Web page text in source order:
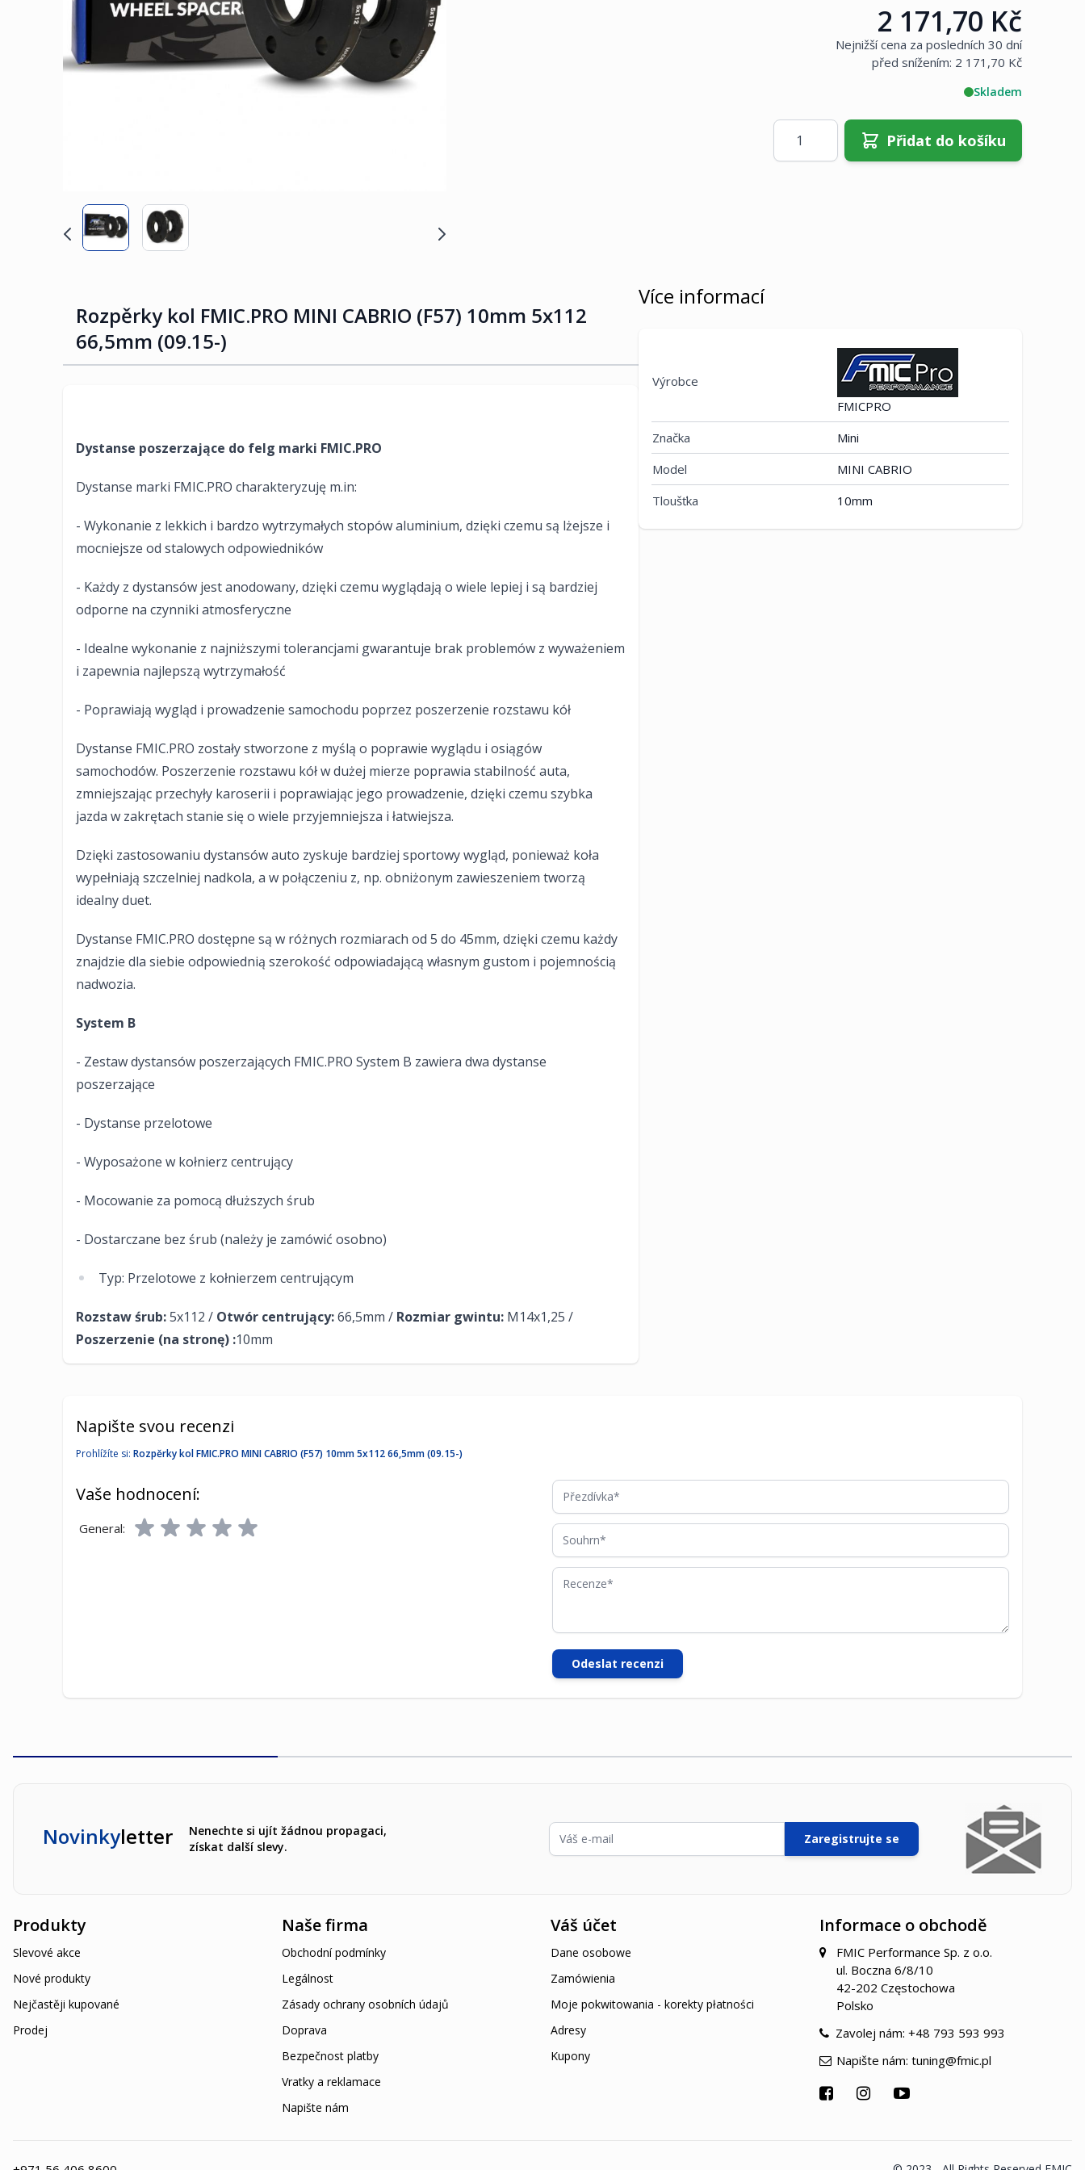
Cena:
2 171,70 Kč
Nejnižší cena za posledních 30 dní
před snížením: 2 171,70 Kč
Skladem
Množství
Přidat do košíku
Rozpěrky kol FMIC.PRO MINI CABRIO (F57) 10mm 5x112
66,5mm (09.15-)
Dystanse poszerzające do felg marki FMIC.PRO
Dystanse marki FMIC.PRO charakteryzuję m.in:
- Wykonanie z lekkich i bardzo wytrzymałych stopów aluminium, dzięki czemu są lżejsze i
mocniejsze od stalowych odpowiedników
- Każdy z dystansów jest anodowany, dzięki czemu wyglądają o wiele lepiej i są bardziej
odporne na czynniki atmosferyczne
- Idealne wykonanie z najniższymi tolerancjami gwarantuje brak problemów z wyważeniem
i zapewnia najlepszą wytrzymałość
- Poprawiają wygląd i prowadzenie samochodu poprzez poszerzenie rozstawu kół
Dystanse FMIC.PRO zostały stworzone z myślą o poprawie wyglądu i osiągów
samochodów. Poszerzenie rozstawu kół w dużej mierze poprawia stabilność auta,
zmniejszając przechyły karoserii i poprawiając jego prowadzenie, dzięki czemu szybka
jazda w zakrętach stanie się o wiele przyjemniejsza i łatwiejsza.
Dzięki zastosowaniu dystansów auto zyskuje bardziej sportowy wygląd, ponieważ koła
wypełniają szczelniej nadkola, a w połączeniu z, np. obniżonym zawieszeniem tworzą
idealny duet.
Dystanse FMIC.PRO dostępne są w różnych rozmiarach od 5 do 45mm, dzięki czemu każdy
znajdzie dla siebie odpowiednią szerokość odpowiadającą własnym gustom i pojemnością
nadwozia.
System B
- Zestaw dystansów poszerzających FMIC.PRO System B zawiera dwa dystanse
poszerzające
- Dystanse przelotowe
- Wyposażone w kołnierz centrujący
- Mocowanie za pomocą dłuższych śrub
- Dostarczane bez śrub (należy je zamówić osobno)
Typ: Przelotowe z kołnierzem centrującym
Rozstaw śrub:5x112 / Otwór centrujący:66,5mm / Rozmiar gwintu: M14x1,25 /
Poszerzenie (na stronę) :10mm​
Více informací
Výrobce
FMICPRO
Značka
Mini
Model
MINI CABRIO
Tloušťka
10mm
Napište svou recenzi
Prohlížíte si: Rozpěrky kol FMIC.PRO MINI CABRIO (F57) 10mm 5x112 66,5mm (09.15-)
Vaše hodnocení:
General:
Přezdívka
Souhrn
Recenze
Odeslat recenzi
Novinkyletter
Nenechte si ujít žádnou propagaci,
získat další slevy.
E-mailová adresa
Zaregistrujte se
Informace o obchodě
FMIC Performance Sp. z o.o.
ul. Boczna 6/8/10
42-202 Częstochowa
Polsko
Zavolej nám: +48 793 593 993
Napište nám: tuning@fmic.pl
Produkty
Slevové akce
Nové produkty
Nejčastěji kupované
Prodej
Naše firma
Obchodní podmínky
Legálnost
Zásady ochrany osobních údajů
Doprava
Bezpečnost platby
Vratky a reklamace
Napište nám
Váš účet
Dane osobowe
Zamówienia
Moje pokwitowania - korekty płatności
Adresy
Kupony